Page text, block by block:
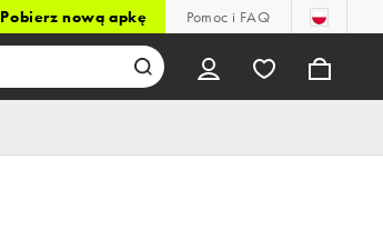
Pobierz nową apkę Pomoc i FAQ